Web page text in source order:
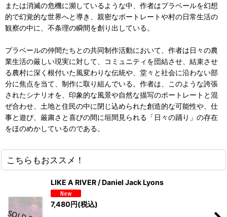
または消滅の危機に瀕しているような中、作者はプラベールを幻想
的で幻覚的な世界へと導き、親密なポートレートや村の日常生活の
観察の中に、不条理の瞬間を創り出している。
プラベールの仲間たちとの共同制作活動において、作者は日々の農
業生活の厳しい現実に対して、コミュニティを団結させ、結束させ
る農村に深く根付いた風変わりな伝統や、堂々と社会に沿わない部
分に焦点を当て、制作に取り組んでいる。作者は、このような誇張
されたシナリオを、印象的な風景や自然な描写のポートレートと混
ぜ合わせ、土地と住民の中に閉じ込められた創造的な可能性や、仕
事と遊び、厳粛さと喜びの間に垣間見られる「日々の踊り」の存在
をほのめかしているのである。
こちらもおススメ！
LIKE A RIVER / Daniel Jack Lyons
7,480円(税込)